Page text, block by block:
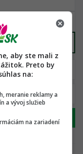
aby ste mali z
Preto by
na:
meranie reklamy a
a vývoj služieb
na zariadení